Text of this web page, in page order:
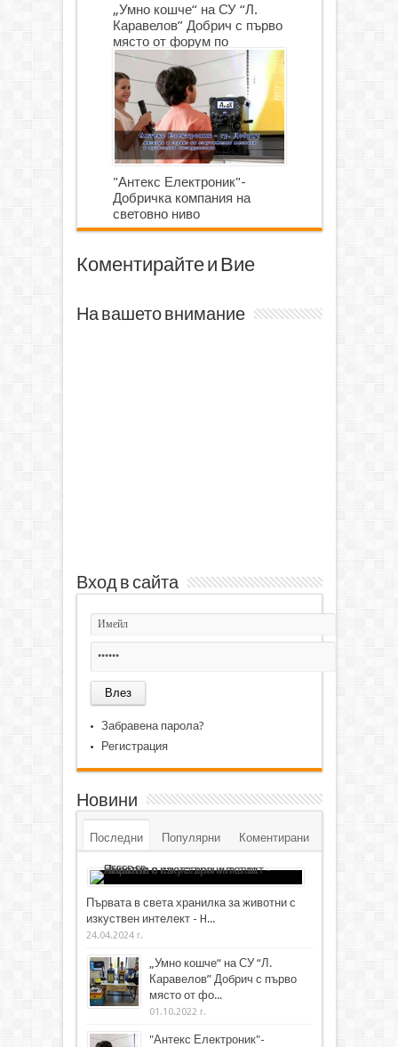
„Умно кошче“ на СУ “Л.
Каравелов” Добрич с първо
място от форум по
роботика
"Антекс Електроник"-
Добричка компания на
световно ниво
Коментирайте и Вие
На вашето внимание
Вход в сайта
Забравена парола?
Регистрация
Новини
Последни Популярни Коментирани
Първата в света хранилка за животни с
изкуствен интелект - H...
24.04.2024 г.
„Умно кошче“ на СУ “Л.
Каравелов” Добрич с първо
място от фо...
01.10.2022 г.
"Антекс Електроник"-